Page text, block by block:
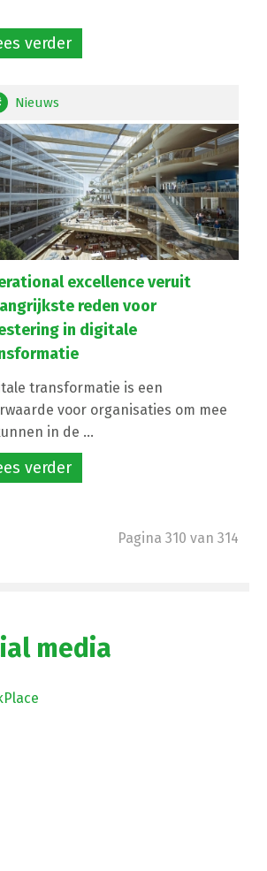
verder
Nieuws
excellence veruit
reden voor
in digitale
transformatie is een
voor organisaties om mee
in de ...
verder
Pagina 310 van 314
media